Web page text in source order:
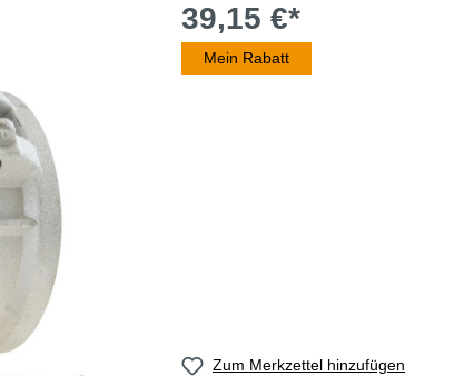
39,15 €*
Mein Rabatt
Zum Merkzettel hinzufügen